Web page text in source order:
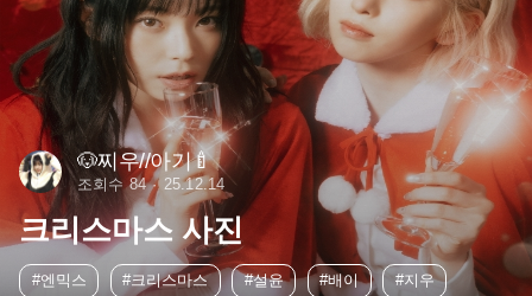
🐶찌우//아기🍼
조회수 84 25.12.14
크리스마스 사진
#엔믹스 #크리스마스 #설윤 #배이 #지우